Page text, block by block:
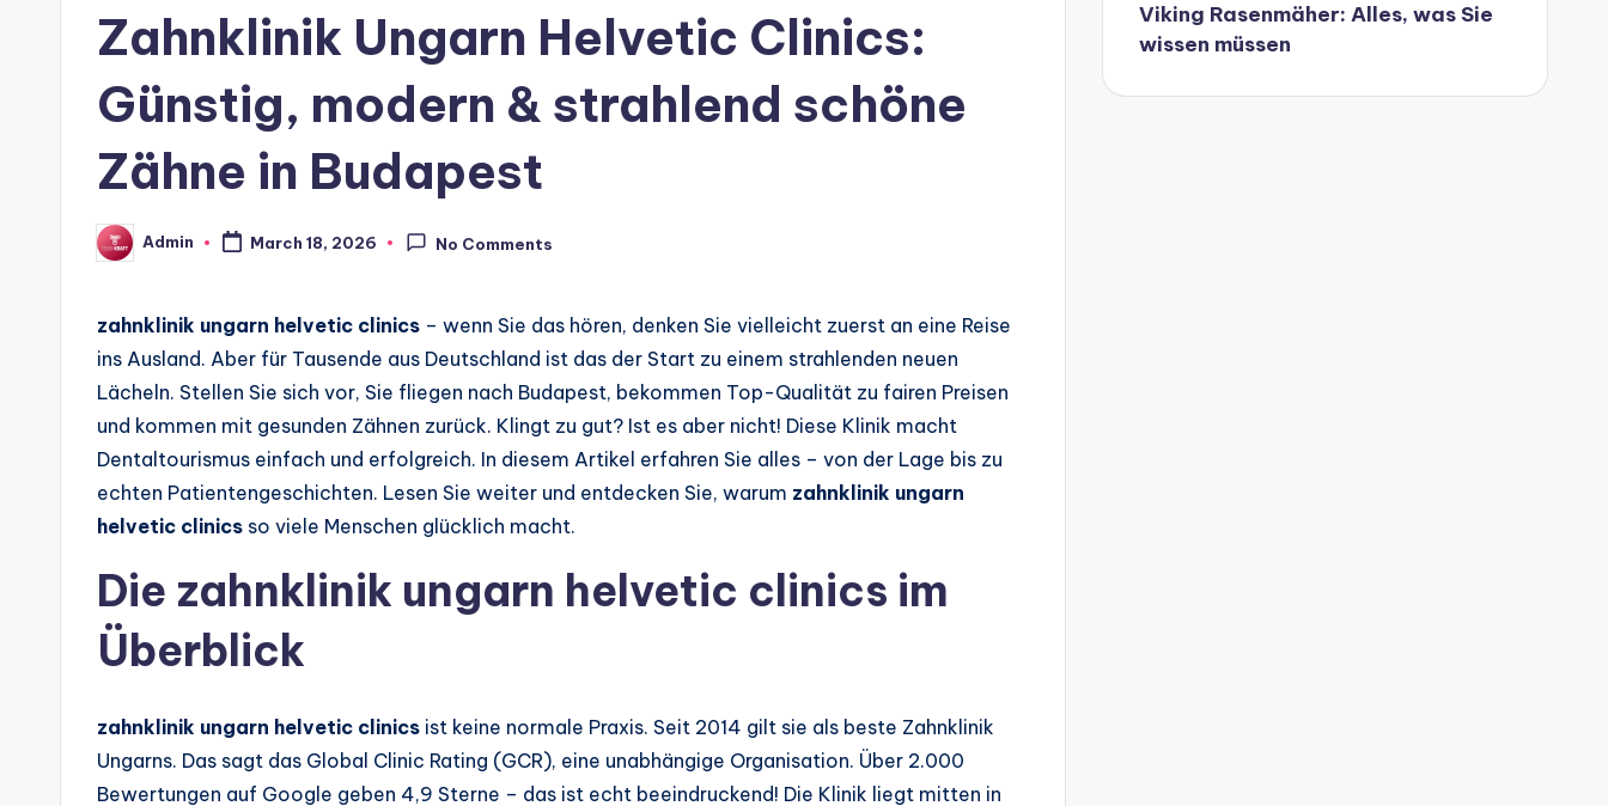
Zahnklinik Ungarn Helvetic Clinics:
Günstig, modern & strahlend schöne
Zähne in Budapest
Posted
by
Admin March 18, 2026 No Comments
zahnklinik ungarn helvetic clinics – wenn Sie das hören, denken Sie vielleicht zuerst an eine Reise
ins Ausland. Aber für Tausende aus Deutschland ist das der Start zu einem strahlenden neuen
Lächeln. Stellen Sie sich vor, Sie fliegen nach Budapest, bekommen Top-Qualität zu fairen Preisen
und kommen mit gesunden Zähnen zurück. Klingt zu gut? Ist es aber nicht! Diese Klinik macht
Dentaltourismus einfach und erfolgreich. In diesem Artikel erfahren Sie alles – von der Lage bis zu
echten Patientengeschichten. Lesen Sie weiter und entdecken Sie, warum zahnklinik ungarn
helvetic clinics so viele Menschen glücklich macht.
Die zahnklinik ungarn helvetic clinics im
Überblick
zahnklinik ungarn helvetic clinics ist keine normale Praxis. Seit 2014 gilt sie als beste Zahnklinik
Ungarns. Das sagt das Global Clinic Rating (GCR), eine unabhängige Organisation. Über 2.000
Bewertungen auf Google geben 4,9 Sterne – das ist echt beeindruckend! Die Klinik liegt mitten in
Viking Rasenmäher: Alles, was Sie
wissen müssen